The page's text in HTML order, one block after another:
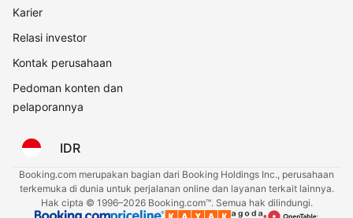
Karier
Relasi investor
Kontak perusahaan
Pedoman konten dan
pelaporannya
IDR
Booking.com merupakan bagian dari Booking Holdings Inc., perusahaan
terkemuka di dunia untuk perjalanan online dan layanan terkait lainnya.
Hak cipta © 1996–2026 Booking.com™. Semua hak dilindungi.